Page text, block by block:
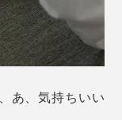
あ、気持ちいい